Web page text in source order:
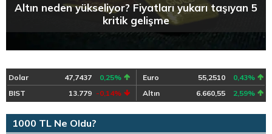
Altın neden yükseliyor? Fiyatları yukarı taşıyan 5
kritik gelişme
Dolar 47,7437 0,25% Euro 55,2510
0,43%
BIST
13.779 -0,14% Altın 6.660,55 2,59%
1000 TL Ne Oldu?